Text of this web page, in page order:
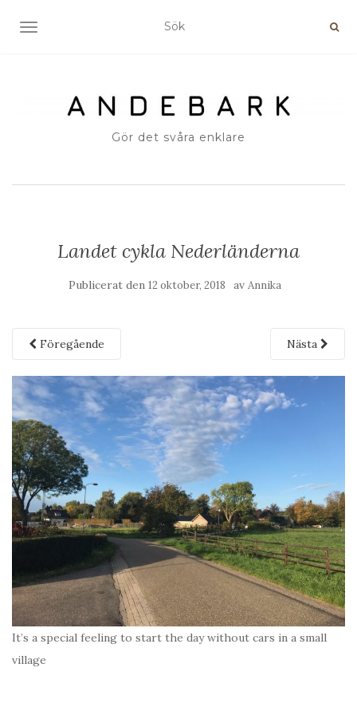
SLÅ PÅ/AV NAVIGERING
Gör det svåra enklare
Landet cykla Nederländerna
Publicerat den 12 oktober, 2018 av Annika
Föregående Nästa
It’s a special feeling to start the day without cars in a small
village